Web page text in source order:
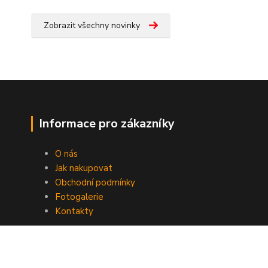
Zobrazit všechny novinky
Informace pro zákazníky
O nás
Jak nakupovat
Obchodní podmínky
Fotogalerie
Kontakty